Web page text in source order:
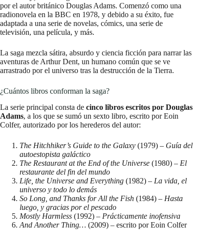
por el autor británico Douglas Adams. Comenzó como una
radionovela en la BBC en 1978, y debido a su éxito, fue
adaptada a una serie de novelas, cómics, una serie de
televisión, una película, y más.
La saga mezcla sátira, absurdo y ciencia ficción para narrar las
aventuras de Arthur Dent, un humano común que se ve
arrastrado por el universo tras la destrucción de la Tierra.
¿Cuántos libros conforman la saga?
La serie principal consta de cinco libros escritos por Douglas
Adams, a los que se sumó un sexto libro, escrito por Eoin
Colfer, autorizado por los herederos del autor:
The Hitchhiker’s Guide to the Galaxy (1979) – Guía del
autoestopista galáctico
The Restaurant at the End of the Universe (1980) – El
restaurante del fin del mundo
Life, the Universe and Everything (1982) – La vida, el
universo y todo lo demás
So Long, and Thanks for All the Fish (1984) – Hasta
luego, y gracias por el pescado
Mostly Harmless (1992) – Prácticamente inofensiva
And Another Thing… (2009) – escrito por Eoin Colfer